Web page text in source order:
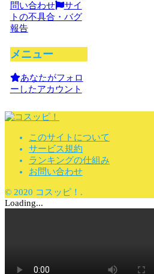
問い合わせ
サイ
トの不具合・バグ
報告
メニュー
あなたがフォロ
ーしたアカウント
このサイトについて
サービス規約
ランキングの仕組み
お問い合わせ
© 2020 コスッピ！.
Loading...